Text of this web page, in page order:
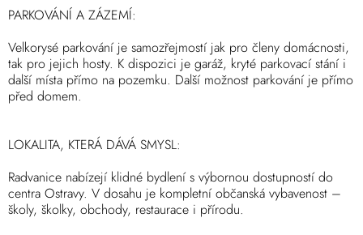
PARKOVÁNÍ A ZÁZEMÍ:
Velkorysé parkování je samozřejmostí jak pro členy domácnosti,
tak pro jejich hosty. K dispozici je garáž, kryté parkovací stání i
další místa přímo na pozemku. Další možnost parkování je přímo
před domem.
LOKALITA, KTERÁ DÁVÁ SMYSL:
Radvanice nabízejí klidné bydlení s výbornou dostupností do
centra Ostravy. V dosahu je kompletní občanská vybavenost –
školy, školky, obchody, restaurace i přírodu.